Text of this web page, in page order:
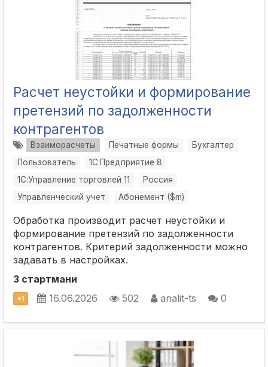
Расчет неустойки и формирование
претензий по задолженности
контрагентов
Взаиморасчеты Печатные формы
Бухгалтер
Пользователь
1С:Предприятие 8
1С:Управление торговлей 11
Россия
Управленческий учет
Абонемент ($m)
Обработка производит расчет неустойки и
формирование претензий по задолженности
контрагентов. Критерий задолженности можно
задавать в настройках.
3 стартмани
+1 16.06.2026 502 analit-ts 0